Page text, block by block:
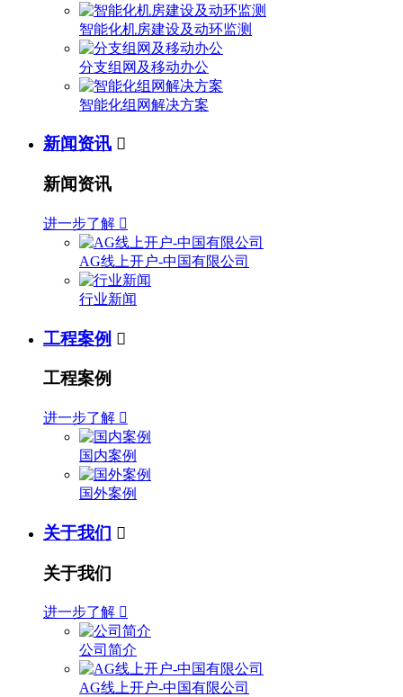
智能化机房建设及动环监测
分支组网及移动办公
智能化组网解决方案
新闻资讯 
新闻资讯
进一步了解 
AG线上开户-中国有限公司
行业新闻
工程案例 
工程案例
进一步了解 
国内案例
国外案例
关于我们 
关于我们
进一步了解 
公司简介
AG线上开户-中国有限公司